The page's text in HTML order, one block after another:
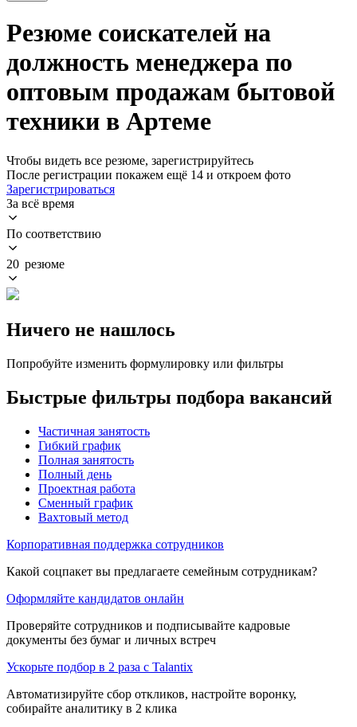
Резюме соискателей на
должность менеджера по
оптовым продажам бытовой
техники в Артеме
Чтобы видеть все резюме, зарегистрируйтесь
После регистрации покажем ещё 14 и откроем фото
Зарегистрироваться
За всё время
По соответствию
20 резюме
Ничего не нашлось
Попробуйте изменить формулировку или фильтры
Быстрые фильтры подбора вакансий
Частичная занятость
Гибкий график
Полная занятость
Полный день
Проектная работа
Сменный график
Вахтовый метод
Корпоративная поддержка сотрудников
Какой соцпакет вы предлагаете семейным сотрудникам?
Оформляйте кандидатов онлайн
Проверяйте сотрудников и подписывайте кадровые
документы без бумаг и личных встреч
Ускорьте подбор в 2 раза с Talantix
Автоматизируйте сбор откликов, настройте воронку,
собирайте аналитику в 2 клика